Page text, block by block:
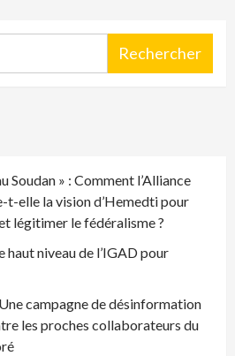
Rechercher
Soudan » : Comment l’Alliance
t-elle la vision d’Hemedti pour
légitimer le fédéralisme ?
haut niveau de l’IGAD pour
campagne de désinformation
les proches collaborateurs du